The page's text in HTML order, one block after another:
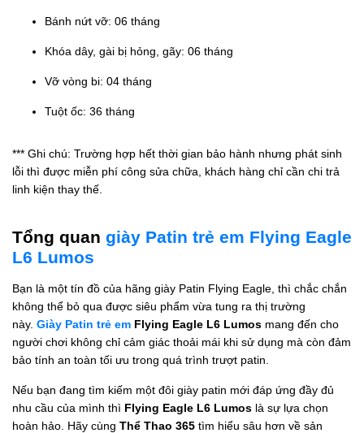
Bánh nứt vỡ: 06 tháng
Khóa dây, gài bị hỏng, gãy: 06 tháng
Vỡ vòng bi: 04 tháng
Tuột ốc: 36 tháng
*** Ghi chú: Trường hợp hết thời gian bảo hành nhưng phát sinh
lỗi thì được miễn phí công sửa chữa, khách hàng chỉ cần chi trả
linh kiện thay thế.
Tổng quan giày Patin trẻ em Flying Eagle
L6 Lumos
Bạn là một tín đồ của hãng giày Patin Flying Eagle, thì chắc chắn
không thể bỏ qua được siêu phẩm vừa tung ra thị trường
này. Giày Patin trẻ em Flying Eagle L6 Lumos mang đến cho
người chơi không chỉ cảm giác thoải mái khi sử dụng mà còn đảm
bảo tính an toàn tối ưu trong quá trình trượt patin.
Nếu bạn đang tìm kiếm một đôi giày patin mới đáp ứng đầy đủ
nhu cầu của mình thì Flying Eagle L6 Lumos là sự lựa chọn
hoàn hảo. Hãy cùng Thể Thao 365 tìm hiểu sâu hơn về sản